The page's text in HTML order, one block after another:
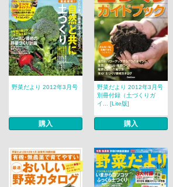
野菜だより 2012年3月号
購入
野菜だより 2012年3月号
別冊付録（土づくりガ
イ... [Lite版]
購入